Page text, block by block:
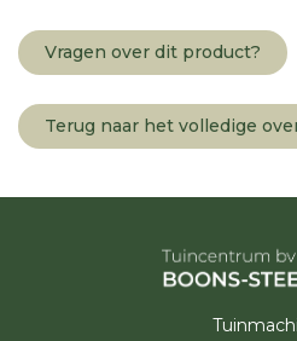
Vragen over dit product?
Terug naar het volledige